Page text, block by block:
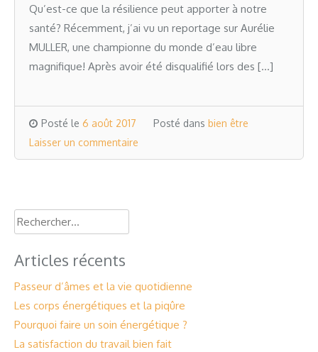
Qu’est-ce que la résilience peut apporter à notre
santé? Récemment, j’ai vu un reportage sur Aurélie
MULLER, une championne du monde d’eau libre
magnifique! Après avoir été disqualifié lors des […]
Posté le 6 août 2017 Posté dans bien être
Laisser un commentaire
Rechercher :
Articles récents
Passeur d’âmes et la vie quotidienne
Les corps énergétiques et la piqûre
Pourquoi faire un soin énergétique ?
La satisfaction du travail bien fait